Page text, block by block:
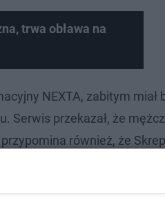
trwa obława na
NEXTA, zabitym miał
Serwis przekazał, że
również, że
twórczości satyrycznej
oficjalnie potwierdzone